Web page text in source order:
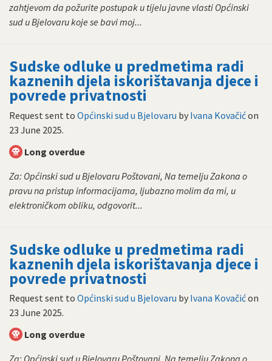
zahtjevom da požurite postupak u tijelu javne vlasti Općinski
sud u Bjelovaru koje se bavi moj...
Sudske odluke u predmetima radi
kaznenih djela iskorištavanja djece i
povrede privatnosti
Request sent to Općinski sud u Bjelovaru by Ivana Kovačićon
23 June 2025.
Long overdue
Za: Općinski sud u Bjelovaru Poštovani, Na temelju Zakona o
pravu na pristup informacijama, ljubazno molim da mi, u
elektroničkom obliku, odgovorit...
Sudske odluke u predmetima radi
kaznenih djela iskorištavanja djece i
povrede privatnosti
Request sent to Općinski sud u Bjelovaru by Ivana Kovačićon
23 June 2025.
Long overdue
Za: Općinski sud u Bjelovaru Poštovani, Na temelju Zakona o